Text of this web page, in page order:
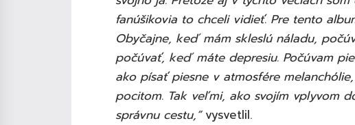
fanúšikovia to chceli vidieť. Pre tento
Obyčajne, keď mám skleslú náladu,
počúvať, keď máte depresiu. Počúvam
ako písať piesne v atmosfére
pocitom. Tak veľmi, ako svojím vplyvom
správnu cestu,“vysvetlil.